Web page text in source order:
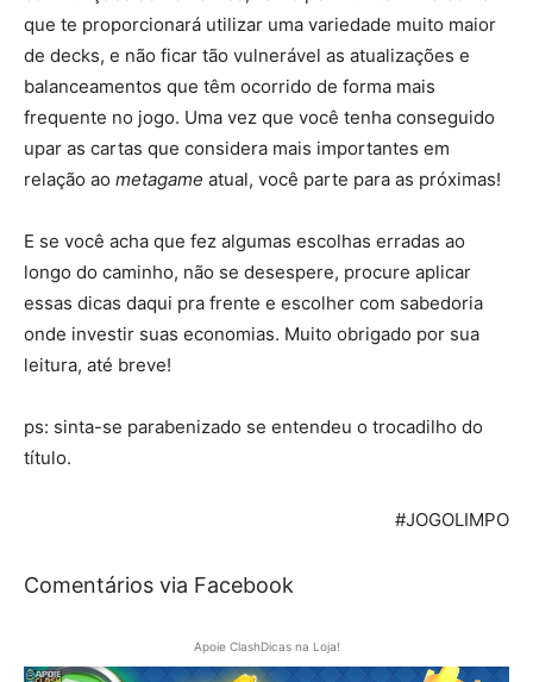
que te proporcionará utilizar uma variedade muito maior
de decks, e não ficar tão vulnerável as atualizações e
balanceamentos que têm ocorrido de forma mais
frequente no jogo. Uma vez que você tenha conseguido
upar as cartas que considera mais importantes em
relação ao metagame atual, você parte para as próximas!
E se você acha que fez algumas escolhas erradas ao
longo do caminho, não se desespere, procure aplicar
essas dicas daqui pra frente e escolher com sabedoria
onde investir suas economias. Muito obrigado por sua
leitura, até breve!
ps: sinta-se parabenizado se entendeu o trocadilho do
título.
#JOGOLIMPO
Comentários via Facebook
Apoie ClashDicas na Loja!